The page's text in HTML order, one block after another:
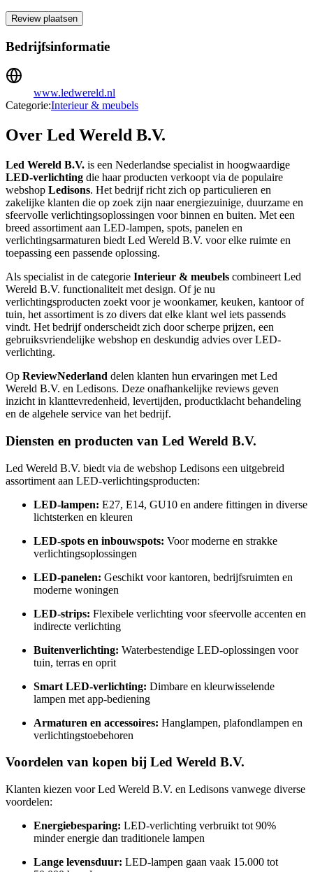
Review plaatsen
Bedrijfsinformatie
www.ledwereld.nl
Categorie:Interieur & meubels
Over Led Wereld B.V.
Led Wereld B.V. is een Nederlandse specialist in hoogwaardige
LED-verlichting die haar producten verkoopt via de populaire
webshop Ledisons. Het bedrijf richt zich op particulieren en
zakelijke klanten die op zoek zijn naar energiezuinige, duurzame en
sfeervolle verlichtingsoplossingen voor binnen en buiten. Met een
breed assortiment aan LED-lampen, spots, panelen en
verlichtingsarmaturen biedt Led Wereld B.V. voor elke ruimte en
toepassing een passende oplossing.
Als specialist in de categorie Interieur & meubels combineert Led
Wereld B.V. functionaliteit met design. Of je nu
verlichtingsproducten zoekt voor je woonkamer, keuken, kantoor of
tuin, het assortiment is zo divers dat elke klant wel iets passends
vindt. Het bedrijf onderscheidt zich door scherpe prijzen, een
gebruiksvriendelijke webshop en deskundig advies over LED-
verlichting.
Op ReviewNederland delen klanten hun ervaringen met Led
Wereld B.V. en Ledisons. Deze onafhankelijke reviews geven
inzicht in klanttevredenheid, levertijden, productklacht behandeling
en de algehele service van het bedrijf.
Diensten en producten van Led Wereld B.V.
Led Wereld B.V. biedt via de webshop Ledisons een uitgebreid
assortiment aan LED-verlichtingsproducten:
LED-lampen: E27, E14, GU10 en andere fittingen in diverse
lichtsterken en kleuren
LED-spots en inbouwspots: Voor moderne en strakke
verlichtingsoplossingen
LED-panelen: Geschikt voor kantoren, bedrijfsruimten en
moderne woningen
LED-strips: Flexibele verlichting voor sfeervolle accenten en
indirecte verlichting
Buitenverlichting: Waterbestendige LED-oplossingen voor
tuin, terras en oprit
Smart LED-verlichting: Dimbare en kleurwisselende
lampen met app-bediening
Armaturen en accessoires: Hanglampen, plafondlampen en
verlichtingstoebehoren
Voordelen van kopen bij Led Wereld B.V.
Klanten kiezen voor Led Wereld B.V. en Ledisons vanwege diverse
voordelen:
Energiebesparing: LED-verlichting verbruikt tot 90%
minder energie dan traditionele lampen
Lange levensduur: LED-lampen gaan vaak 15.000 tot